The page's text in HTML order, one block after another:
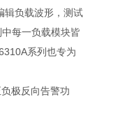
辑负载波形，测试
中每一负载模块皆
系列也专为
极反向告警功